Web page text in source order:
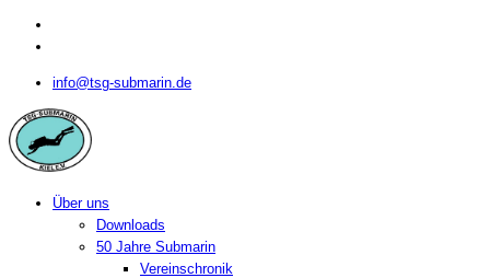
info@tsg-submarin.de
Über uns
Downloads
50 Jahre Submarin
Vereinschronik